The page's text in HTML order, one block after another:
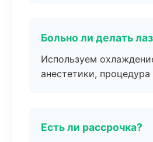
Больно ли делать
Используем
анестетики,
Есть ли рассрочка?